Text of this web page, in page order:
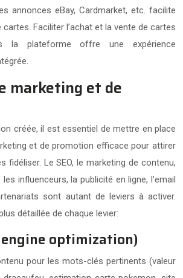
annonces eBay, Cardmarket, etc. facilite
cartes. Faciliter l’achat et la vente de cartes
la plateforme offre une expérience
marketing et de
créée, il est essentiel de mettre en place
et de promotion efficace pour attirer
fidéliser. Le SEO, le marketing de contenu,
influenceurs, la publicité en ligne, l’email
sont autant de leviers à activer.
détaillée de chaque levier:
engine optimization)
pour les mots-clés pertinents (valeur